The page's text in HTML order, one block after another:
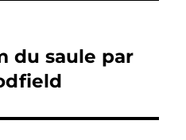
du saule par